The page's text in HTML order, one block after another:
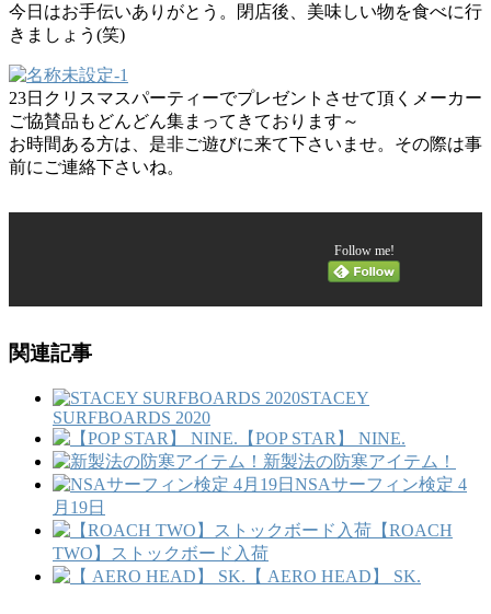
今日はお手伝いありがとう。閉店後、美味しい物を食べに行
きましょう(笑)
23日クリスマスパーティーでプレゼントさせて頂くメーカー
ご協賛品もどんどん集まってきております～
お時間ある方は、是非ご遊びに来て下さいませ。その際は事
前にご連絡下さいね。
Follow me!
関連記事
STACEY
SURFBOARDS 2020
【POP STAR】 NINE.
新製法の防寒アイテム！
NSAサーフィン検定 4
月19日
【ROACH
TWO】ストックボード入荷
【 AERO HEAD】 SK.